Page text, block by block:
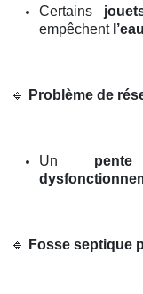
Certains
empêchent
🔹 Problème de
Un
🔹 Fosse septique